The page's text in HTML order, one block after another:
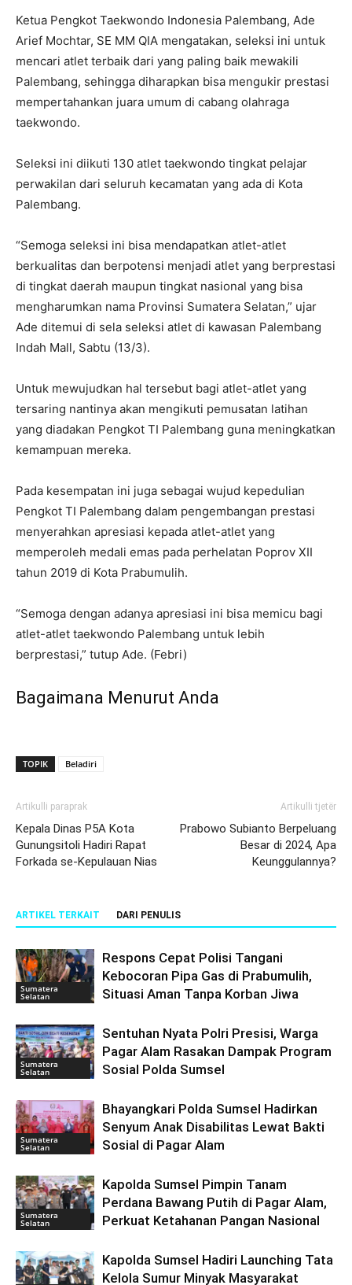
Ketua Pengkot Taekwondo Indonesia Palembang, Ade
Arief Mochtar, SE MM QIA mengatakan, seleksi ini untuk
mencari atlet terbaik dari yang paling baik mewakili
Palembang, sehingga diharapkan bisa mengukir prestasi
mempertahankan juara umum di cabang olahraga
taekwondo.
Seleksi ini diikuti 130 atlet taekwondo tingkat pelajar
perwakilan dari seluruh kecamatan yang ada di Kota
Palembang.
“Semoga seleksi ini bisa mendapatkan atlet-atlet
berkualitas dan berpotensi menjadi atlet yang berprestasi
di tingkat daerah maupun tingkat nasional yang bisa
mengharumkan nama Provinsi Sumatera Selatan,” ujar
Ade ditemui di sela seleksi atlet di kawasan Palembang
Indah Mall, Sabtu (13/3).
Untuk mewujudkan hal tersebut bagi atlet-atlet yang
tersaring nantinya akan mengikuti pemusatan latihan
yang diadakan Pengkot TI Palembang guna meningkatkan
kemampuan mereka.
Pada kesempatan ini juga sebagai wujud kepedulian
Pengkot TI Palembang dalam pengembangan prestasi
menyerahkan apresiasi kepada atlet-atlet yang
memperoleh medali emas pada perhelatan Poprov XII
tahun 2019 di Kota Prabumulih.
“Semoga dengan adanya apresiasi ini bisa memicu bagi
atlet-atlet taekwondo Palembang untuk lebih
berprestasi,” tutup Ade. (Febri)
Bagaimana Menurut Anda
TOPIK Beladiri
Artikulli paraprak
Kepala Dinas P5A Kota
Gunungsitoli Hadiri Rapat
Forkada se-Kepulauan Nias
Artikulli tjetër
Prabowo Subianto Berpeluang
Besar di 2024, Apa
Keunggulannya?
ARTIKEL TERKAIT DARI PENULIS
Sumatera
Selatan
Respons Cepat Polisi Tangani
Kebocoran Pipa Gas di Prabumulih,
Situasi Aman Tanpa Korban Jiwa
Sumatera
Selatan
Sentuhan Nyata Polri Presisi, Warga
Pagar Alam Rasakan Dampak Program
Sosial Polda Sumsel
Sumatera
Selatan
Bhayangkari Polda Sumsel Hadirkan
Senyum Anak Disabilitas Lewat Bakti
Sosial di Pagar Alam
Sumatera
Selatan
Kapolda Sumsel Pimpin Tanam
Perdana Bawang Putih di Pagar Alam,
Perkuat Ketahanan Pangan Nasional
Kapolda Sumsel Hadiri Launching Tata
Kelola Sumur Minyak Masyarakat